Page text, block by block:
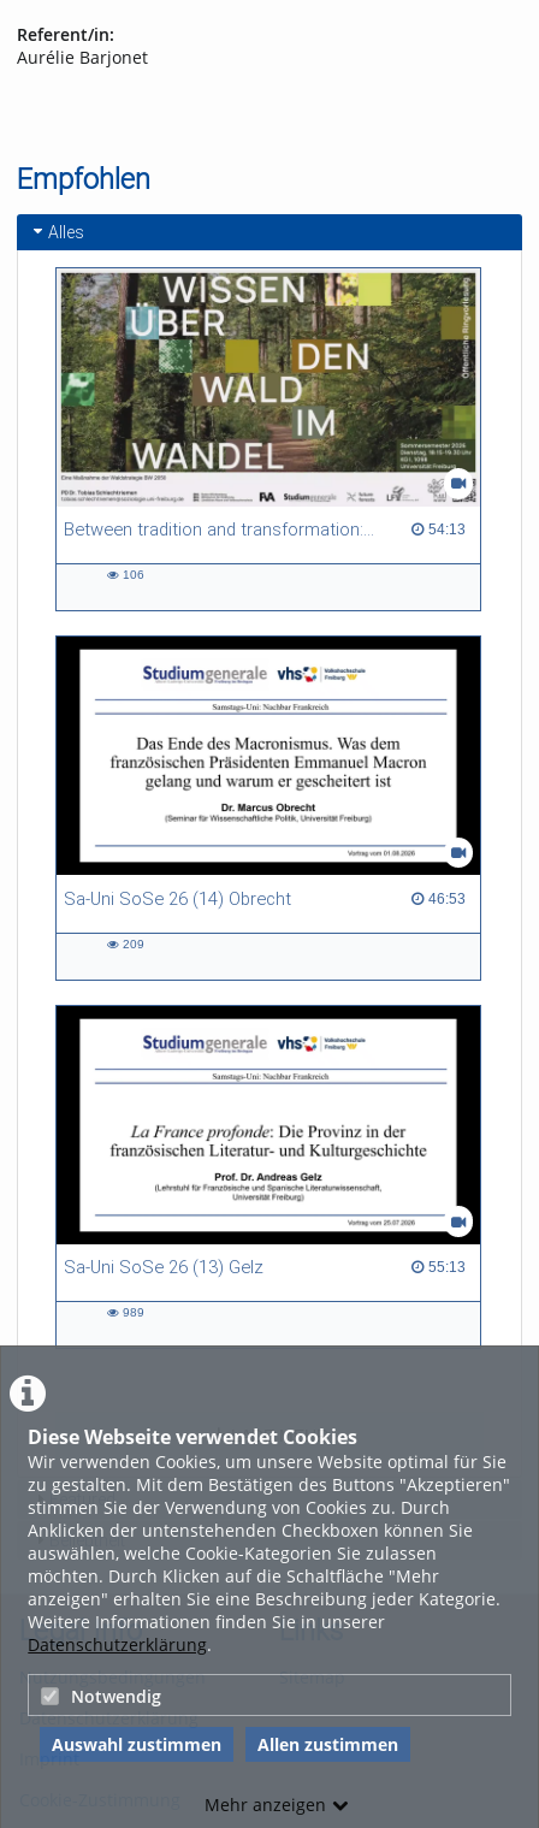
Diese Webseite verwendet Cookies
Wir verwenden Cookies, um unsere Website optimal für Sie
zu gestalten. Mit dem Bestätigen des Buttons "Akzeptieren"
stimmen Sie der Verwendung von Cookies zu. Durch
Anklicken der untenstehenden Checkboxen können Sie
auswählen, welche Cookie-Kategorien Sie zulassen
möchten. Durch Klicken auf die Schaltfläche "Mehr
anzeigen" erhalten Sie eine Beschreibung jeder Kategorie.
Weitere Informationen finden Sie in unserer
Datenschutzerklärung.
Notwendig
Auswahl zustimmen Allen zustimmen
Mehr anzeigen
Referent/in:
Aurélie Barjonet
Empfohlen
Alles
Between tradition and transformation: how owners, advisers and institutions co-create knowledge for resilient forests in Europe 54:13
54:13 duration
106
Sa-Uni SoSe 26 (14) Obrecht 46:53
46:53 duration
209
Sa-Uni SoSe 26 (13) Gelz 55:13
55:13 duration
989
LADE MEHR
Featured
Beliebtheit
Legal Info
Nutzungsbedingungen
Datenschutzerklärung
Imprint
Links
Sitemap